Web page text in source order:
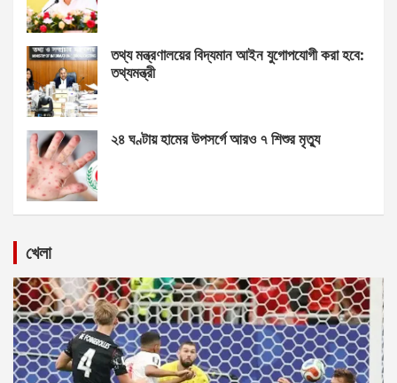
তথ্য মন্ত্রণালয়ের বিদ্যমান আইন যুগোপযোগী করা হবে:
তথ্যমন্ত্রী
২৪ ঘণ্টায় হামের উপসর্গে আরও ৭ শিশুর মৃত্যু
খেলা